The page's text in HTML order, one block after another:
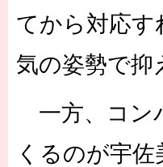
てから対応
気の姿勢で抑
一方、コン
くるのが宇